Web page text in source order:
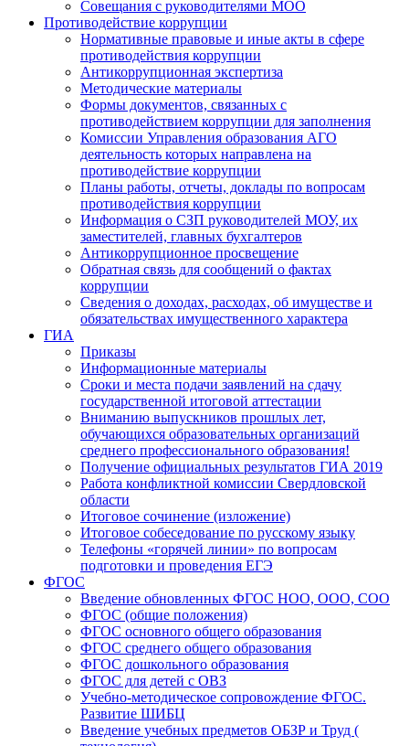
Совещания с руководителями МОО
Противодействие коррупции
Нормативные правовые и иные акты в сфере
противодействия коррупции
Антикоррупционная экспертиза
Методические материалы
Формы документов, связанных с
противодействием коррупции для заполнения
Комиссии Управления образования АГО
деятельность которых направлена на
противодействие коррупции
Планы работы, отчеты, доклады по вопросам
противодействия коррупции
Информация о СЗП руководителей МОУ, их
заместителей, главных бухгалтеров
Антикоррупционное просвещение
Обратная связь для сообщений о фактах
коррупции
Сведения о доходах, расходах, об имуществе и
обязательствах имущественного характера
ГИА
Приказы
Информационные материалы
Сроки и места подачи заявлений на сдачу
государственной итоговой аттестации
Вниманию выпускников прошлых лет,
обучающихся образовательных организаций
среднего профессионального образования!
Получение официальных результатов ГИА 2019
Работа конфликтной комиссии Свердловской
области
Итоговое сочинение (изложение)
Итоговое собеседование по русскому языку
Телефоны «горячей линии» по вопросам
подготовки и проведения ЕГЭ
ФГОС
Введение обновленных ФГОС НОО, ООО, СОО
ФГОС (общие положения)
ФГОС основного общего образования
ФГОС среднего общего образования
ФГОС дошкольного образования
ФГОС для детей с ОВЗ
Учебно-методическое сопровождение ФГОС.
Развитие ШИБЦ
Введение учебных предметов ОБЗР и Труд (